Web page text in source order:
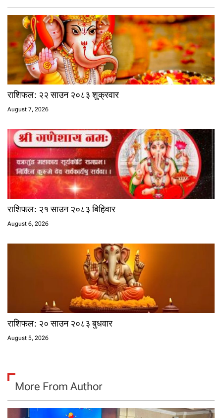
राशिफल: २२ साउन २०८३ शुक्रवार
August 7, 2026
राशिफल: २१ साउन २०८३ बिहिवार
August 6, 2026
राशिफल: २० साउन २०८३ बुधवार
August 5, 2026
More From Author